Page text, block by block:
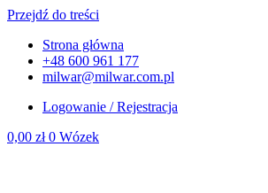
Przejdź do treści
Strona główna
+48 600 961 177
milwar@milwar.com.pl
Logowanie / Rejestracja
0,00 zł 0 Wózek